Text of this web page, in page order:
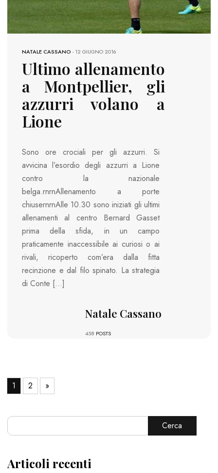
NATALE CASSANO -12 GIUGNO 2016
Ultimo allenamento
a Montpellier, gli
azzurri volano a
Lione
Sono ore crociali per gli azzurri. Si
avvicina l’esordio degli azzurri a Lione
contro la nazionale
belga.rnrnAllenamento a porte
chiusernrnAlle 10.30 sono iniziati gli ultimi
allenamenti al centro Bernard Gasset
prima della sfida, in un campo
praticamente inaccessibile ai curiosi o ai
rivali, ricoperto com’era dalla fitta
recinzione e dal filo spinato. La strategia
di Conte […]
Natale Cassano
458 POSTS
1 2 »
Cerca
Articoli recenti